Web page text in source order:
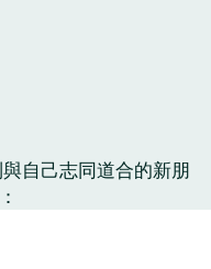
自己志同道合的新朋